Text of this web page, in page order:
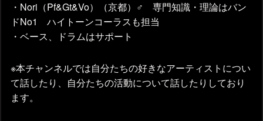
・Nori（Pf&Gt&Vo）（京都）♂ 専門知識・理論はバン
ドNo1 ハイトーンコーラスも担当
・ベース、ドラムはサポート
※本チャンネルでは自分たちの好きなアーティストについ
て話したり、自分たちの活動について話したりしており
ます。